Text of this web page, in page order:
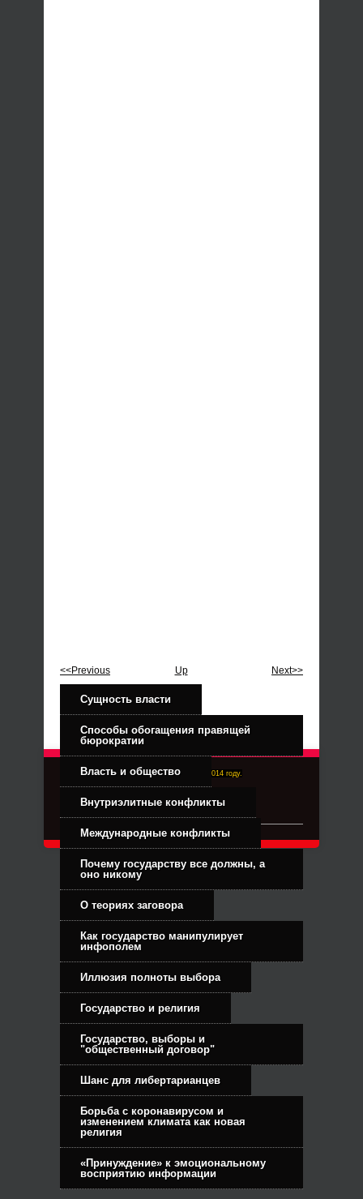
<<Previous Up Next>>
Сущность власти
Способы обогащения правящей
бюрократии
Власть и общество
Внутриэлитные конфликты
Международные конфликты
Почему государству все должны, а
оно никому
О теориях заговора
Как государство манипулирует
инфополем
Иллюзия полноты выбора
Государство и религия
Государство, выборы и
"общественный договор"
Шанс для либертарианцев
Борьба с коронавирусом и
изменением климата как новая
религия
«Принуждение» к эмоциональному
восприятию информации
Right-Dexter-ПРАВЫЙ ФРОНТ. Основан в 2014 году.
Связь с администрацией